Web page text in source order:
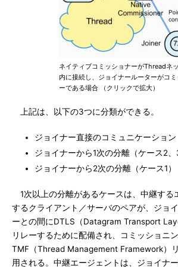
ネイティブコミッショナーがThreadネ
内に接続し、ジョイナールーターがコ
ーである場合 （クリックで拡大）
上記は、以下の3つに分類ができる。
ジョイナー直接のコミュニケーション
ジョイナーから1次の分離（ケース2、
ジョイナーから2次の分離（ケース1）
1次以上の分離があるケースは、中継する
するクライアント／サーバのペアが、ジョ
ーとの間にDTLS（Datagram Transport
リレーするために配備され、コミッショニ
TMF（Thread Management Framework）
用される。中継エージェントは、ジョイナ